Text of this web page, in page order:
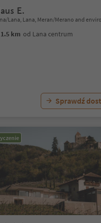
E.
Lana, Lana, Meran/Merano and
1.5 km od Lana centrum
Sprawdź